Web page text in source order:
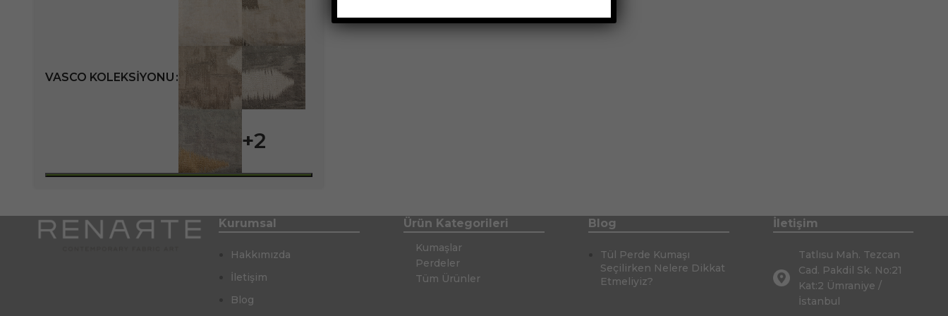
VASCO KOLEKSIYONU
+2
Kurumsal
Hakkımızda
İletişim
Blog
Ürün Kategorileri
Kumaşlar
Perdeler
Tüm Ürünler
Blog
Tül Perde Kumaşı
Seçilirken Nelere Dikkat
Etmeliyiz?
İletişim
Tatlısu Mah. Tezcan
Cad. Pakdil Sk. No:21
Kat:2 Ümraniye /
İstanbul